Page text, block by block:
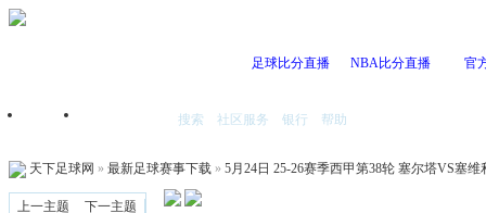
足球比分直播 NBA比分直播 官
首页 搜索 社区服务 银行 帮助
天下足球网 » 最新足球赛事下载 » 5月24日 25-26赛季西甲第38轮 塞尔塔VS塞维
上一主题
下一主题